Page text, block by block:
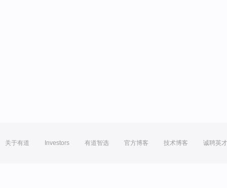
关于有道 Investors 有道智选 官方博客 技术博客 诚聘英才